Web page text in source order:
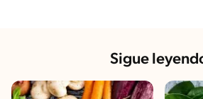
Sigue